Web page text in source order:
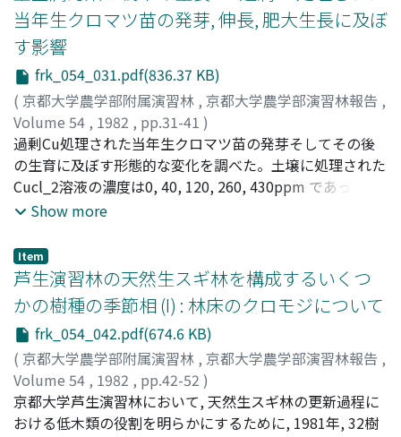
た。用いた物質は, α-pinene, α-pinenee+ethanol, ハチミ
ツ, スギ樹液, シクロヘキシミド, ピリジン, クマの脂肪で
ある。これらの物質を寒天で固定し, またウレタンスポン
ツジ, ビスケット, パン等に塗布して, クマの入っている櫨
や外壁に吊したり, 投入し, 採食させて反応を観察した。反
応は幼令のものほど強い反応を示した。またα-pineneおよ
びスギ、樹液に対する反応は雄に比べ常に雌の方が強い反
応を示した。しかし忌避物質といわれるシクロヘキシドな
どの効果は認められなかった。このような反応は一部のク
マにみられただけで, 飼育されているクマは食物に対する
れ, 今後の実験と検討が必要である。
は, P. thunb. × P. masso. のF_1雑種を含めて20種に達し
(表-2 - 6), 一般に, マツノザイセンチユウに対して抵抗性
があるとみなされている P. taeda, P. elliottii, P. palustris,
P. massonianaの枯損も観察された。枯死マツの枯死年の
樹高生長は, アカマツ・クロマツ型の伸長をするものでは,
大部分が正常であったが, テーダ・スラッシュマツ型のも
のは, 前年の伸長量に比べてすくなかった。直径生長も前
年生長量よりすくなく, マツノマダラカミキリの次世代幼
虫が繁殖している幹には, 春材のみで秋材がみられなく, カ
ミキリが繁殖していない幹には秋材が形成されていた。マ
ツノザイセンチユウに対するマツ属の感受性 (抵抗性) を,
前報の接種試験と本調査の結果から, 前報で未分類であっ
た樹種を加えて4段階lこ分類すると表-7のようになった。
当年生クロマツ苗の発芽, 伸長, 肥大生長に及ぼ
す影響
frk_054_031.pdf(836.37 KB)
( 京都大学農学部附属演習林 , 京都大学農学部演習林報告 ,
Volume 54 , 1982 , pp.31-41 )
安藤, 信;Ando, Makoto;アンドウ, マコト
過剰Cu処理された当年生クロマツ苗の発芽そしてその後
の生育に及ぼす形態的な変化を調べた。土壌に処理された
Cucl_2溶液の濃度は0, 40, 120, 260, 430ppm であった。
結果の概要は, 1) 本実験の処理濃度範囲では発芽率自体へ
現時期の遅れが認められる。2) 高濃度処理においては発
芽後根の発達不良から転倒し枯死していく危険性をもつも
のが多い。3) 子葉, 胚軸といった種子のもつ栄養に生長が
左右されるものへのCuの影響は比較的少ないが, その後形
成される初生葉, 上胚軸さらに普通葉, 冬芽と形成時期の遅
い器官程Cuの影響は明らかとなる。4) 根の伸長は過剰Cu
により抑制される。低濃度処理では生育期後半一時的に無
処理苗より根の発達がすぐれる。5) Cuの影響は肥大生長
より伸長生長は現われやすい。その結果形状比 (樹高/地際
Show more
Item
芦生演習林の天然生スギ林を構成するいくつ
かの樹種の季節相 (I) : 林床のクロモジについて
frk_054_042.pdf(674.6 KB)
( 京都大学農学部附属演習林 , 京都大学農学部演習林報告 ,
Volume 54 , 1982 , pp.42-52 )
守屋, 均;荻野, 和彦;Moriya, Hitoshi;Ogino, Kazuhiko;モ
リヤ, ヒトシ;オギノ, カズヒコ
京都大学芦生演習林において, 天然生スギ林の更新過程に
おける低木類の役割を明らかにするために, 1981年, 32樹